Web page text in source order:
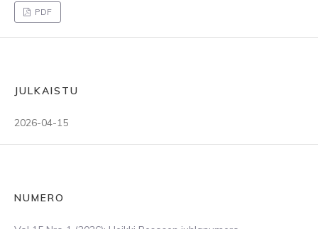
PDF
JULKAISTU
2026-04-15
NUMERO